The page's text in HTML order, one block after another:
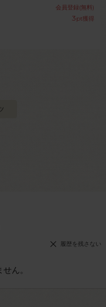
会員登録(無料)
3pt獲得
履歴を残さない
ん。